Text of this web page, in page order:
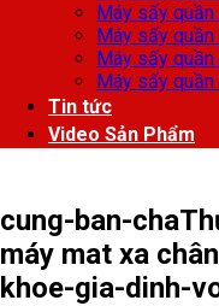
Máy sấy
Máy sấy quần
Máy sấy
Máy sấy
Tin tức
Video Sản Phẩm
cung-ban-
máy mat xa
khoe-gia-dinh-